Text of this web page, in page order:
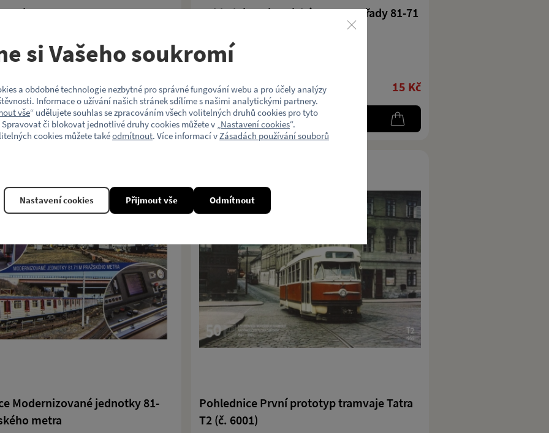
Tatra T2
o legendárních tramvajích Tatra T2 v
949 Kč
Pohlednice Historická souprava řady 81-71
Pohlednice s dopravním motivem.
15 Kč
Koupit
Modernizované jednotky 81-
metra
Pohlednice První prototyp tramvaje Tatra
T2 (č. 6001)
si Vašeho soukromí
a obdobné technologie nezbytné pro správné fungování webu a pro účely analýzy
Informace o užívání našich stránek sdílíme s našimi analytickými partnery.
vše“ udělujete souhlas se zpracováním všech volitelných druhů cookies pro tyto
či blokovat jednotlivé druhy cookies můžete v „Nastavení cookies“.
cookies můžete takéodmítnout. Více informací vZásadách používání souborů
Odmítnout
Nastavení cookies Přijmout vše